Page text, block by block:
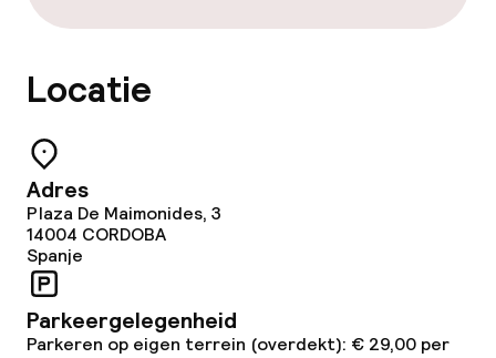
Restaurant
Bar
Eet- en drinkdiensten
Ontbijtbuffet
Ontbijt geserveerd aan tafel
Lunch à la carte
Locatie
Adres
Plaza De Maimonides, 3
14004 CORDOBA
Spanje
Parkeergelegenheid
Parkeren op eigen terrein (overdekt): € 29,00 per